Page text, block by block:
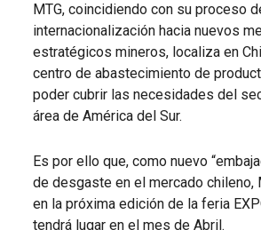
MTG, coincidiendo con su proceso
internacionalización hacia nuevos
estratégicos mineros, localiza en
centro de abastecimiento de
poder cubrir las necesidades del
área de América del Sur.
Es por ello que, como nuevo
de desgaste en el mercado chileno,
en la próxima edición de la feria
tendrá lugar en el mes de Abril.